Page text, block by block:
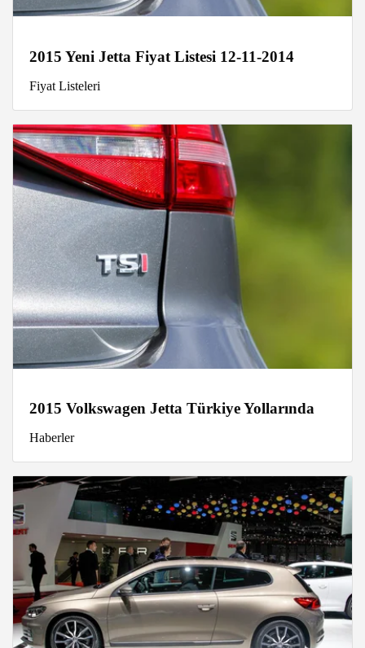
2015 Yeni Jetta Fiyat Listesi 12-11-2014
Fiyat Listeleri
2015 Volkswagen Jetta Türkiye Yollarında
Haberler